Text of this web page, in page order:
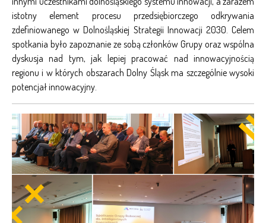
istotny element procesu przedsiębiorczego odkrywania
zdefiniowanego w Dolnośląskiej Strategii Innowacji 2030. Celem
spotkania było zapoznanie ze sobą członków Grupy oraz wspólna
dyskusja nad tym, jak lepiej pracować nad innowacyjnością
regionu i w których obszarach Dolny Śląsk ma szczególnie wysoki
potencjał innowacyjny.